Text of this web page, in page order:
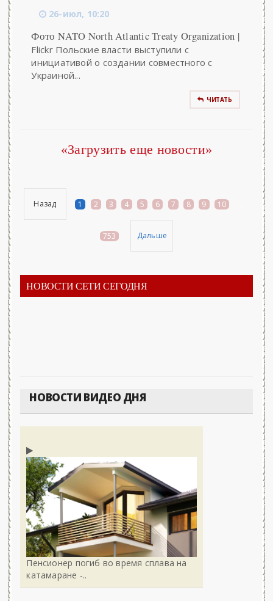
26-июл, 10:20
Фото NATO North Atlantic Treaty Organization |
Flickr Польские власти выступили с
инициативой о создании совместного с
Украиной...
ЧИТАТЬ
«Загрузить еще новости»
Назад 1 2 3 4 5 6 7 8 9 10
753 Дальше
НОВОСТИ СЕТИ СЕГОДНЯ
НОВОСТИ ВИДЕО ДНЯ
Пенсионер погиб во время сплава на
катамаране -..